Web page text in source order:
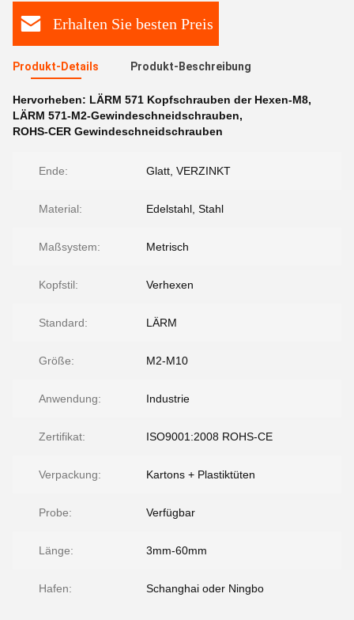
Erhalten Sie besten Preis
Produkt-Details Produkt-Beschreibung
Hervorheben: LÄRM 571 Kopfschrauben der Hexen-M8,
LÄRM 571-M2-Gewindeschneidschrauben,
ROHS-CER Gewindeschneidschrauben
Ende: Glatt, VERZINKT
Material: Edelstahl, Stahl
Maßsystem: Metrisch
Kopfstil: Verhexen
Standard: LÄRM
Größe: M2-M10
Anwendung: Industrie
Zertifikat: ISO9001:2008 ROHS-CE
Verpackung: Kartons + Plastiktüten
Probe: Verfügbar
Länge: 3mm-60mm
Hafen: Schanghai oder Ningbo